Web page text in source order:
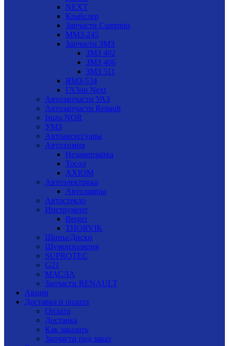
NEXT
Крайслер
Запчасти Cummins
ММЗ-245
Запчасти ЗМЗ
ЗМЗ 402
ЗМЗ 406
ЗМЗ 511
ЯМЗ-534
ГАЗон Next
Автозапчасти УАЗ
Автозапчасти Renault
Isuzu NQR
УМЗ
Автоаксессуары
Автохимия
Незамерзайка
Тосол
AXIOM
Автоэлектрика
Автолампы
Автостекло
Инструмент
Berger
THORVIK
Шины/Диски
Шумоизоляция
SUPROTEC
G21
МАСЛА
Запчасти RENAULT
Акции
Доставка и оплата
Оплата
Доставка
Как заказать
Запчасти под заказ